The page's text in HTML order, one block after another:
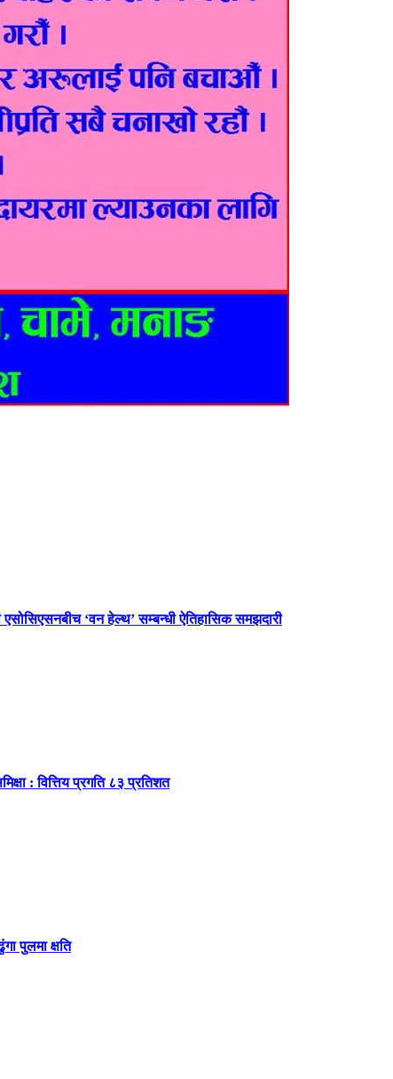
‘वन हेल्थ’ सम्बन्धी ऐतिहासिक समझदारी
: वित्तिय प्रगति ८३ प्रतिशत
पुलमा क्षति